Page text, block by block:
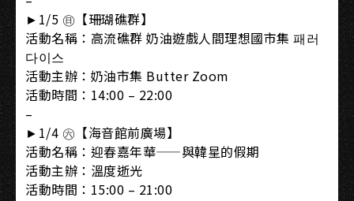
►1/5 ㊐【珊瑚礁群】
活動名稱：高流礁群 奶油遊戲人間理想國市集 패러
다이스
活動主辦：奶油市集 Butter Zoom
活動時間：14:00 – 22:00
–
►1/4 ㊅【海音館前廣場】
活動名稱：迎春嘉年華——與韓星的假期
活動主辦：溫度逝光
活動時間：15:00 – 21:00